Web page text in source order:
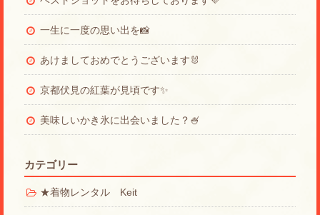
一生に一度の思い出を📸
あけましておめでとうございます🐰
京都伏見の紅葉が見頃です✨
美味しいかき氷に出会いました？🍧
カテゴリー
★着物レンタル Keit